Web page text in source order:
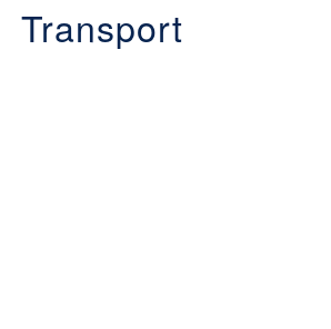
Transport